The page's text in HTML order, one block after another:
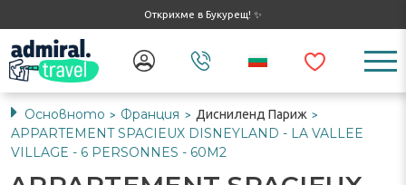
Открихме в Букурещ! ✨
Основното > Франция > Дисниленд Париж >
APPARTEMENT SPACIEUX DISNEYLAND - LA VALLEE
VILLAGE - 6 PERSONNES - 60M2